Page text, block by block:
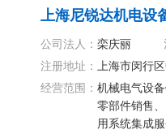
上海尼锐达机电设
公司法人： 栾庆丽
注册地址：
上海市闵行
经营范围： 机械电气设
零部件销售
用系统集成